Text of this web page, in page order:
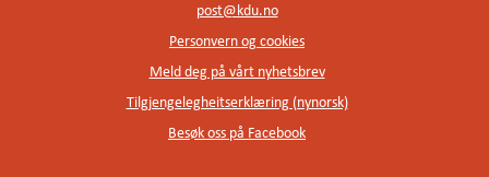
post@kdu.no
Personvern og cookies
Meld deg på vårt nyhetsbrev
Tilgjengelegheitserklæring (nynorsk)
Besøk oss på Facebook